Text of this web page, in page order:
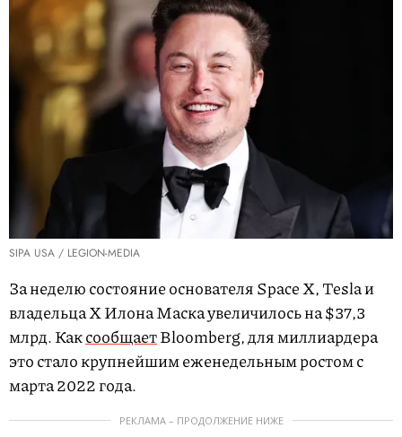
SIPA USA / LEGION-MEDIA
За неделю состояние основателя Space X, Tesla и
владельца X Илона Маска увеличилось на $37,3
млрд. КаксообщаетBloomberg, для миллиардера
это стало крупнейшим еженедельным ростом с
марта 2022 года.
РЕКЛАМА – ПРОДОЛЖЕНИЕ НИЖЕ